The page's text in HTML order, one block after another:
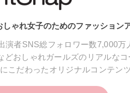
しゃれ女子のためのファッション
演者SNS総フォロワー数7,000万
おしゃれガールズのリアルなコ
こだわったオリジナルコンテン